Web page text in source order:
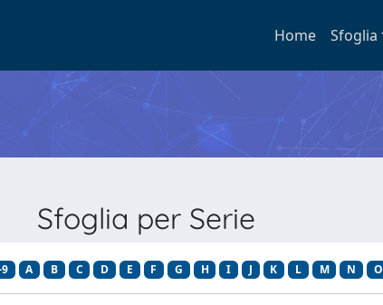
Home Sfoglia
Sfoglia per Serie
A B C D E F G H I J K L M N O